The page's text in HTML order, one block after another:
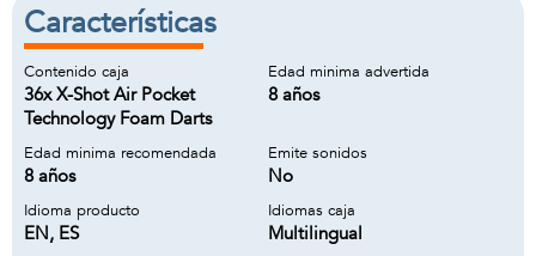
Características
Contenido caja
36x X-Shot Air Pocket
Technology Foam Darts
Edad minima advertida
8 años
Edad minima recomendada
8 años
Emite sonidos
No
Idioma producto
EN, ES
Idiomas caja
Multilingual